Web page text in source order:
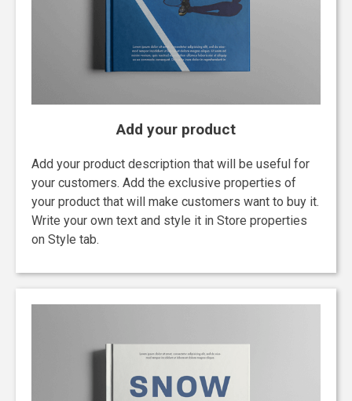
Add your product
Add your product description that will be useful for
your customers. Add the exclusive properties of
your product that will make customers want to buy it.
Write your own text and style it in Store properties
on Style tab.